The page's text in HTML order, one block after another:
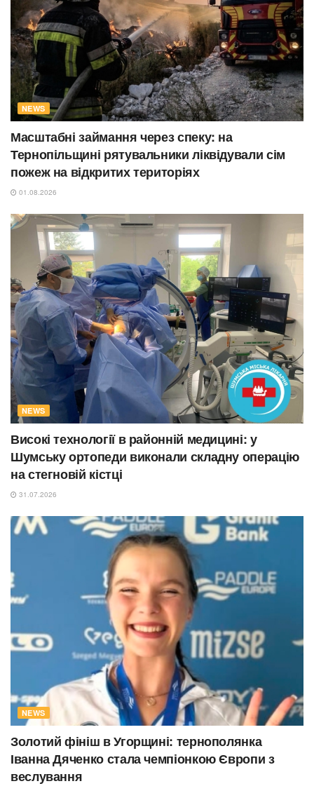
NEWS
Масштабні займання через спеку: на
Тернопільщині рятувальники ліквідували сім
пожеж на відкритих територіях
01.08.2026
NEWS
Високі технології в районній медицині: у
Шумську ортопеди виконали складну операцію
на стегновій кістці
31.07.2026
NEWS
Золотий фініш в Угорщині: тернополянка
Іванна Дяченко стала чемпіонкою Європи з
веслування